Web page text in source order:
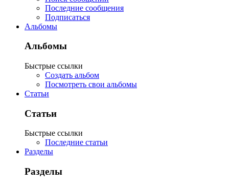
Последние сообщения
Подписаться
Альбомы
Альбомы
Быстрые ссылки
Создать альбом
Посмотреть свои альбомы
Статьи
Статьи
Быстрые ссылки
Последние статьи
Разделы
Разделы